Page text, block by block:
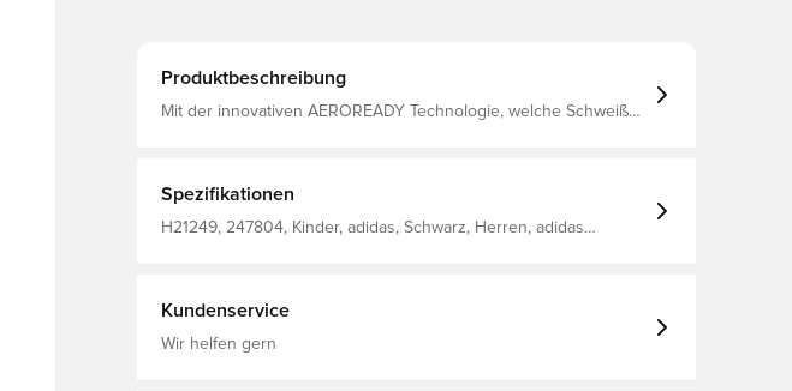
Produktbeschreibung
Mit der innovativen AEROREADY Technologie, welche Schweiß
Spezifikationen
H21249, 247804, Kinder, adidas, Schwarz, Herren, adidas
Kundenservice
Wir helfen gern